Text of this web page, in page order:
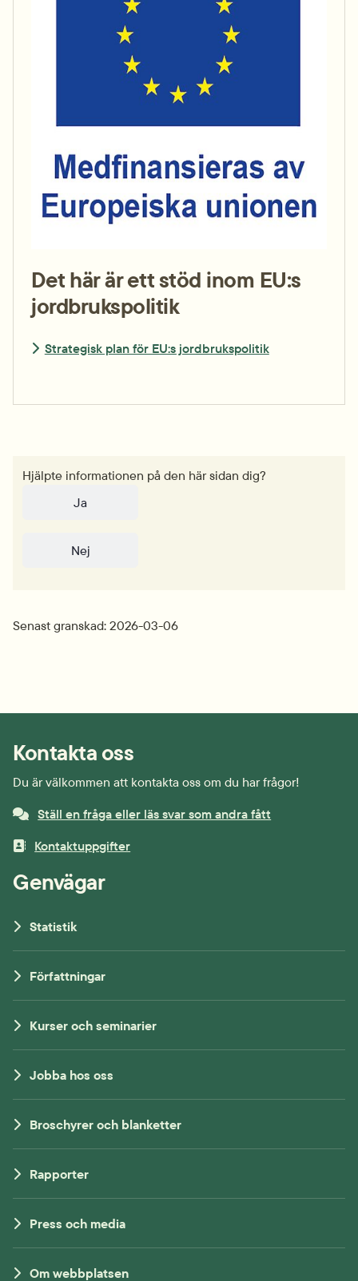
Det här är ett stöd inom EU:s
jordbruks­politik
Strategisk plan för EU:s jordbruks­politik
Hjälpte informationen på den här sidan dig?
Ja
Nej
Senast granskad: 2026-03-06
Kontakta oss
Du är välkommen att kontakta oss om du har frågor!
Ställ en fråga eller läs svar som andra fått
Kontaktuppgifter
Genvägar
Statistik
Författningar
Kurser och seminarier
Jobba hos oss
Broschyrer och blanketter
Rapporter
Press och media
Om webbplatsen